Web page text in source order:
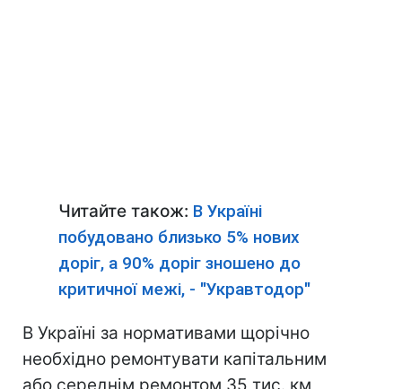
Читайте також: В Україні
побудовано близько 5% нових
доріг, а 90% доріг зношено до
критичної межі, - "Укравтодор"
В Україні за нормативами щорічно
необхідно ремонтувати капітальним